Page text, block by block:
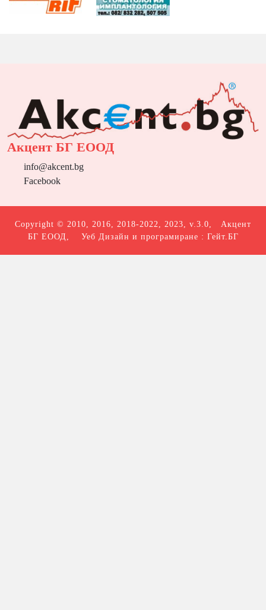
Акцент БГ ЕООД
info@akcent.bg
Facebook
Copyright © 2010, 2016, 2018-2022, 2023, v.3.0, Акцент
БГ ЕООД , Уеб Дизайн и програмиране : Гейт.БГ